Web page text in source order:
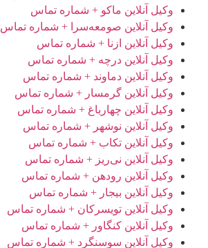
وکیل آنلاین ماکو + شماره تماس
وکیل آنلاین صومعه‌سرا + شماره تماس
وکیل آنلاین ازنا + شماره تماس
وکیل آنلاین درچه + شماره تماس
وکیل آنلاین دماوند + شماره تماس
وکیل آنلاین گرمسار + شماره تماس
وکیل آنلاین چهارباغ + شماره تماس
وکیل آنلاین نوشهر + شماره تماس
وکیل آنلاین تکاب + شماره تماس
وکیل آنلاین نی‌ریز + شماره تماس
وکیل آنلاین رودهن + شماره تماس
وکیل آنلاین بیجار + شماره تماس
وکیل آنلاین تویسرکان + شماره تماس
وکیل آنلاین کنگاور + شماره تماس
وکیل آنلاین سوسنگرد + شماره تماس